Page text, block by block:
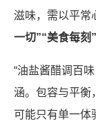
滋味，需以平常
一切”“美食每刻”
“油盐酱醋调百
涵。包容与平衡
可能只有单一体